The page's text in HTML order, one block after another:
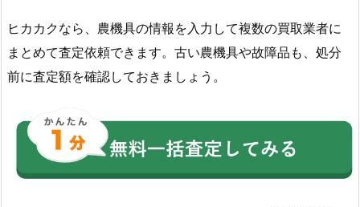
ヒカカクなら、農機具の情報を入力して複数の買取業者に
まとめて査定依頼できます。古い農機具や故障品も、処分
前に査定額を確認しておきましょう。